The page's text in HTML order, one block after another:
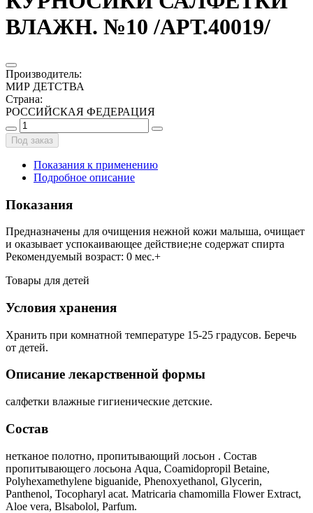
ВЛАЖН. №10 /АРТ.40019/
Производитель:
МИР ДЕТСТВА
Страна:
РОССИЙСКАЯ ФЕДЕРАЦИЯ
Под заказ
Показания к применению
Подробное описание
Показания
Предназначены для очищения нежной кожи малыша, очищает
и оказывает успокаивающее действие;не содержат спирта
Рекомендуемый возраст: 0 мес.+
Товары для детей
Условия хранения
Хранить при комнатной температуре 15-25 градусов. Беречь
от детей.
Описание лекарственной формы
салфетки влажные гигиенические детские.
Состав
нетканое полотно, пропитывающий лосьон . Состав
пропитывающего лосьона Aqua, Соamidopropil Betaine,
Polyhexamethylene biguanide, Phenoxyethanol, Glycerin,
Panthenol, Tocopharyl acat. Matricaria chamomilla Flower Extract,
Aloe vera, Blsabolol, Parfum.